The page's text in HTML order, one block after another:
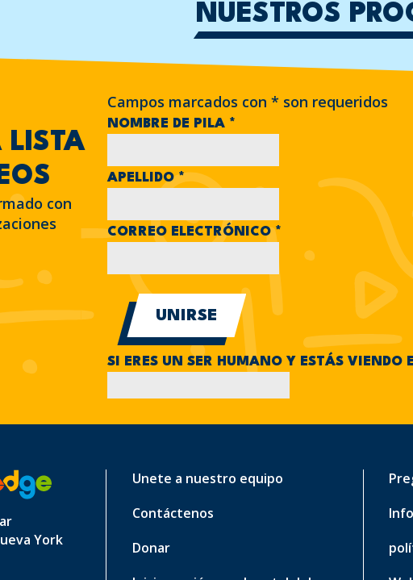
NUESTROS
LISTA
con
Campos marcados con* son requeridos
NOMBRE DE PILA *
APELLIDO*
CORREO ELECTRÓNICO*
SI ERES UN SER HUMANO Y ESTÁS VIENDO
York
Unete a nuestro equipo
Contáctenos
Donar